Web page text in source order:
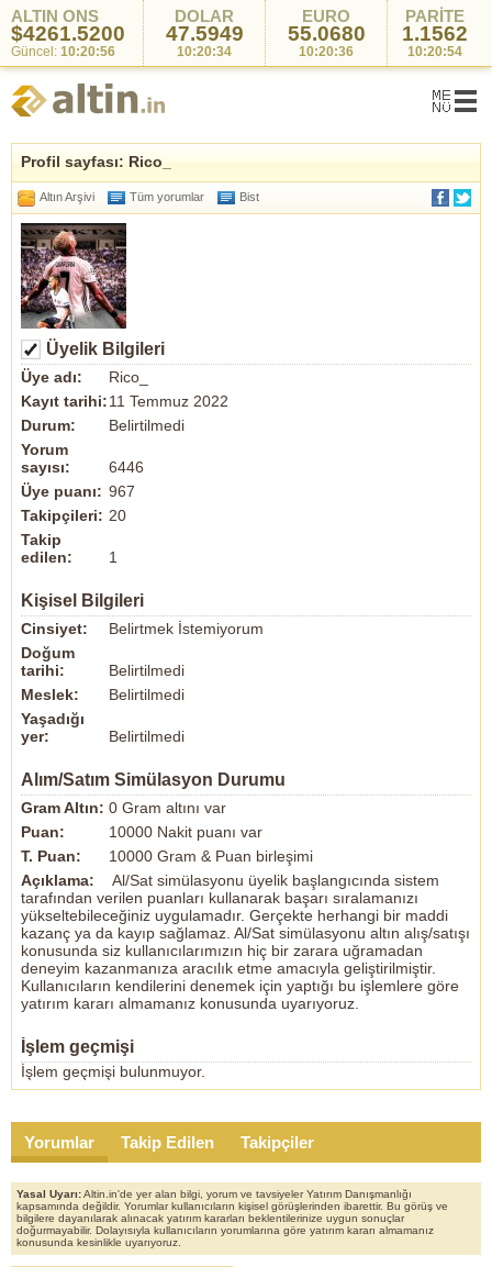
ALTIN ONS
$4261.5200
Güncel: 10:20:56
DOLAR
47.5949
10:20:34
EURO
55.0680
10:20:36
PARİTE
1.1562
10:20:54
Profil sayfası: Rico_
Altın Arşivi Tüm yorumlar Bist
Üyelik Bilgileri
Üye adı:
Rico_
Kayıt tarihi:11 Temmuz 2022
Durum:
Belirtilmedi
Yorum
sayısı:
6446
Üye puanı: 967
Takipçileri: 20
Takip
edilen:
1
Kişisel Bilgileri
Cinsiyet:
Belirtmek İstemiyorum
Doğum
tarihi:
Belirtilmedi
Meslek:
Belirtilmedi
Yaşadığı
yer:
Belirtilmedi
Alım/Satım Simülasyon Durumu
Gram Altın: 0 Gram altını var
Puan:
10000 Nakit puanı var
T. Puan:
10000 Gram & Puan birleşimi
Açıklama:
Al/Sat simülasyonu üyelik başlangıcında sistem
tarafından verilen puanları kullanarak başarı sıralamanızı
yükseltebileceğiniz uygulamadır. Gerçekte herhangi bir maddi
kazanç ya da kayıp sağlamaz. Al/Sat simülasyonu altın alış/satışı
konusunda siz kullanıcılarımızın hiç bir zarara uğramadan
deneyim kazanmanıza aracılık etme amacıyla geliştirilmiştir.
Kullanıcıların kendilerini denemek için yaptığı bu işlemlere göre
yatırım kararı almamanız konusunda uyarıyoruz.
İşlem geçmişi
İşlem geçmişi bulunmuyor.
Yorumlar Takip Edilen Takipçiler
Yasal Uyarı:Altin.in'de yer alan bilgi, yorum ve tavsiyeler Yatırım Danışmanlığı
kapsamında değildir. Yorumlar kullanıcıların kişisel görüşlerinden ibarettir. Bu görüş ve
bilgilere dayanılarak alınacak yatırım kararları beklentilerinize uygun sonuçlar
doğurmayabilir. Dolayısıyla kullanıcıların yorumlarına göre yatırım kararı almamanız
konusunda kesinlikle uyarıyoruz.